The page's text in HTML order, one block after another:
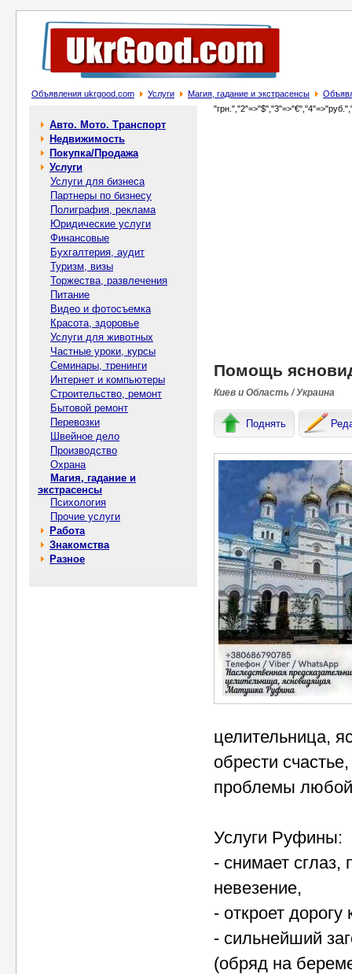
Объявления ukrgood.com Услуги Магия, гадание и экстрасенсы
Авто. Мото. Транспорт
Недвижимость
Покупка/Продажа
Услуги
Услуги для бизнеса
Партнеры по бизнесу
Полиграфия, реклама
Юридические услуги
Финансовые
Бухгалтерия, аудит
Туризм, визы
Торжества, развлечения
Питание
Видео и фотосъемка
Красота, здоровье
Услуги для животных
Частные уроки, курсы
Семинары, тренинги
Интернет и компьютеры
Строительство, ремонт
Бытовой ремонт
Перевозки
Швейное дело
Производство
Охрана
Магия, гадание и
экстрасенсы
Психология
Прочие услуги
Работа
Знакомства
Разное
Помощь
Киев и Область / Украина
Поднять
целительница,
обрести
проблемы
Услуги Руфины:
- снимает сглаз,
невезение,
- откроет дорогу
- сильнейший
(обряд на